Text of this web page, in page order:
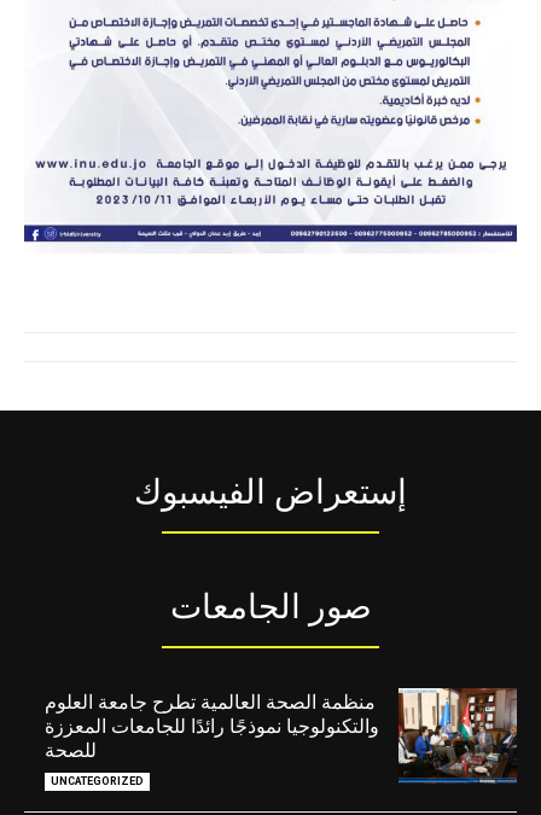
إستعراض الفيسبوك
صور الجامعات
منظمة الصحة العالمية تطرح جامعة العلوم
والتكنولوجيا نموذجًا رائدًا للجامعات المعززة
للصحة
UNCATEGORIZED